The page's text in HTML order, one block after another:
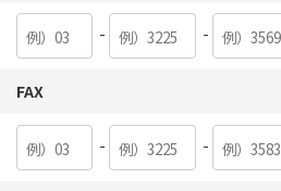
- -
FAX
- -